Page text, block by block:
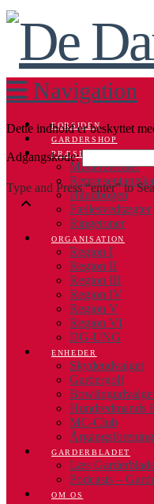
Navigation
FORSIDEN
GARDERSHOP
PRÆSIDIET
Mødereferater
Håndbogen
Fællesvedtægter
Ringetoner
ORGANISATION
Region I
Region II
Region III
Region IV
Region V
Region VI
DG-UNG
ENHEDER
Skydeudvalget
Gardergolf
Hundredmands
MC-Club
GARDERBLADET
Læs
Podcasts –
OM OS
Dette indhold er beskyttet
Adgangskode:
Type and Press “enter” to